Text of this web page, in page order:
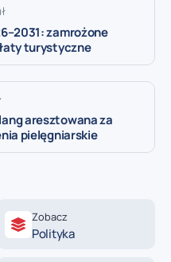
zamrożone
turystyczne
aresztowana za
pielęgniarskie
Zobacz
Polityka